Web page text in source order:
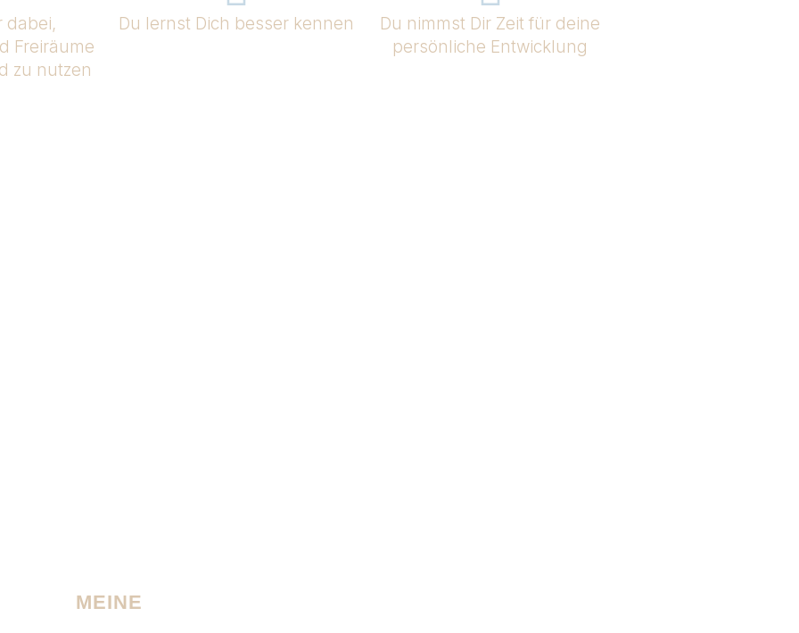
dabei,
Freiräume
zu nutzen
Du lernst Dich besser kennen
Du nimmst Dir Zeit für deine
persönliche Entwicklung
MEINE